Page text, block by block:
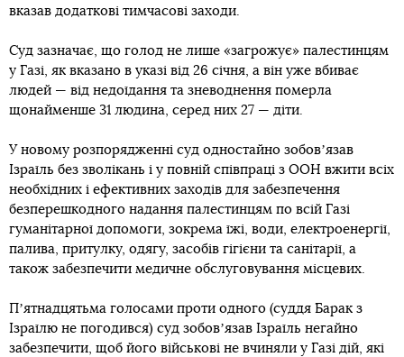
вказав додаткові тимчасові заходи.
Суд зазначає, що голод не лише «загрожує» палестинцям
у Газі, як вказано в указі від 26 січня, а він уже вбиває
людей — від недоїдання та зневоднення померла
щонайменше 31 людина, серед них 27 — діти.
У новому розпорядженні суд одностайно зобовʼязав
Ізраїль без зволікань і у повній співпраці з ООН вжити всіх
необхідних і ефективних заходів для забезпечення
безперешкодного надання палестинцям по всій Газі
гуманітарної допомоги, зокрема їжі, води, електроенергії,
палива, притулку, одягу, засобів гігієни та санітарії, а
також забезпечити медичне обслуговування місцевих.
Пʼятнадцятьма голосами проти одного (суддя Барак з
Ізраїлю не погодився) суд зобовʼязав Ізраїль негайно
забезпечити, щоб його військові не вчиняли у Газі дій, які